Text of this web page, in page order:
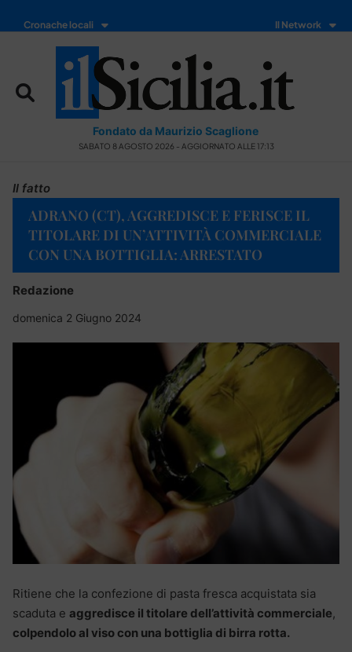
Cronache locali Il Network
Fondato da Maurizio Scaglione
SABATO 8 AGOSTO 2026 - AGGIORNATO ALLE 17:13
Il fatto
ADRANO (CT), AGGREDISCE E FERISCE IL
TITOLARE DI UN’ATTIVITÀ COMMERCIALE
CON UNA BOTTIGLIA: ARRESTATO
Redazione
domenica 2 Giugno 2024
Ritiene che la confezione di pasta fresca acquistata sia
scaduta e aggredisce il titolare dell’attività commerciale,
colpendolo al viso con una bottiglia di birra rotta.